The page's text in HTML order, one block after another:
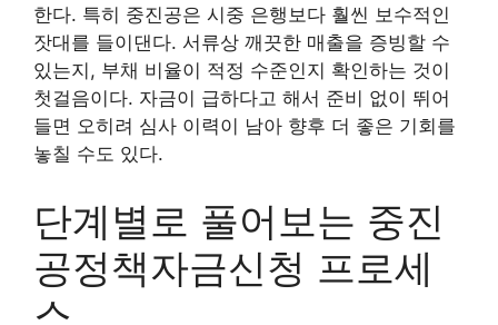
한다. 특히 중진공은 시중 은행보다 훨씬 보수적인
잣대를 들이댄다. 서류상 깨끗한 매출을 증빙할 수
있는지, 부채 비율이 적정 수준인지 확인하는 것이
첫걸음이다. 자금이 급하다고 해서 준비 없이 뛰어
들면 오히려 심사 이력이 남아 향후 더 좋은 기회를
놓칠 수도 있다.
단계별로 풀어보는 중진
공정책자금신청 프로세
스